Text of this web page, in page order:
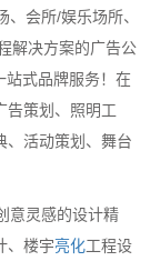
会所/娱乐场所、
解决方案的广告公
站式品牌服务！在
告策划、照明工
、活动策划、舞台
意灵感的设计精
、楼宇亮化工程设